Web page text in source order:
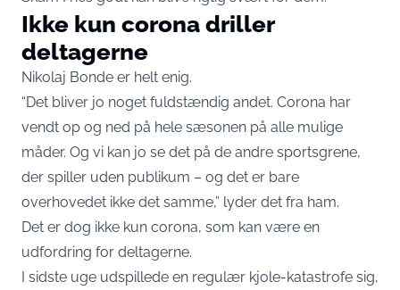
Ikke kun corona driller
deltagerne
Nikolaj Bonde er helt enig.
“Det bliver jo noget fuldstændig andet. Corona har
vendt op og ned på hele sæsonen på alle mulige
måder. Og vi kan jo se det på de andre sportsgrene,
der spiller uden publikum – og det er bare
overhovedet ikke det samme,” lyder det fra ham.
Det er dog ikke kun corona, som kan være en
udfordring for deltagerne.
I sidste uge udspillede en regulær kjole-katastrofe sig,